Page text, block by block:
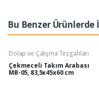
Bu Benzer
Dolap ve Çalışma Tezgahları
Çekmeceli Takım Arabası
MB-05, 83,5x45x60 cm